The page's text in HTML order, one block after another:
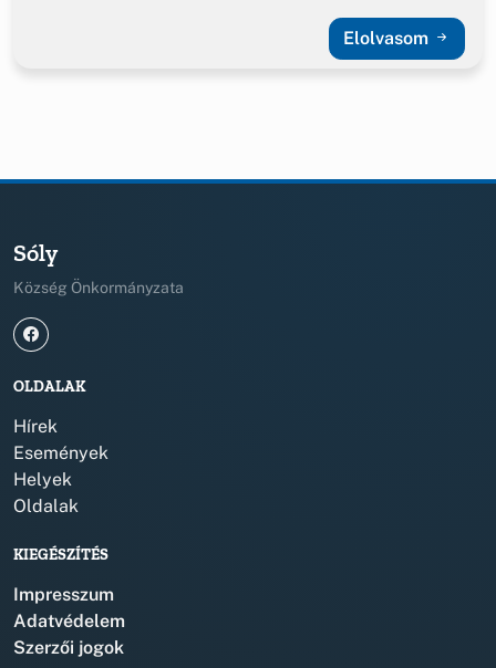
Elolvasom
Sóly
Község Önkormányzata
OLDALAK
Hírek
Események
Helyek
Oldalak
KIEGÉSZÍTÉS
Impresszum
Adatvédelem
Szerzői jogok